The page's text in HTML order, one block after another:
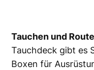
Tauchen und
Tauchdeck gibt es
Boxen für